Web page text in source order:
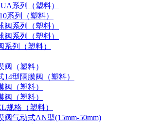
系列（塑料）
系列（塑料）
阀系列（塑料）
阀系列（塑料）
系列（塑料）
阀（塑料）
14型隔膜阀（塑料）
阀（塑料）
阀（塑料）
规格（塑料）
阀气动式AN型(15mm-50mm)